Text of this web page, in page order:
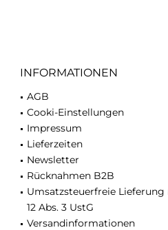
INFORMATIONEN
AGB
Cooki-Einstellungen
Impressum
Lieferzeiten
Newsletter
Rücknahmen B2B
Umsatzsteuerfreie Lieferung
12 Abs. 3 UstG
Versandinformationen